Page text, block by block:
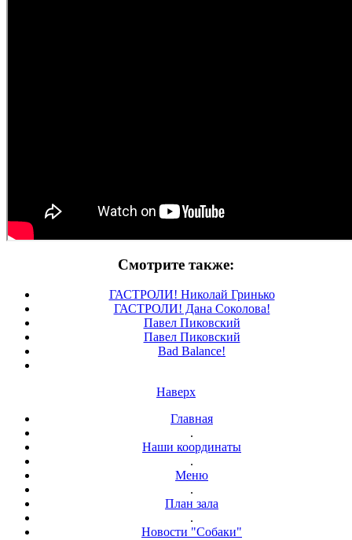
Смотрите также:
ГАСТРОЛИ! Николай Гринько
ГАСТРОЛИ! Дана Соколова!
Павел Пиковский
Павел Пиковский
Bad Balance!
Наверх
Главная
.
Наши координаты
.
Меню
.
План зала
.
Новости "Собаки"